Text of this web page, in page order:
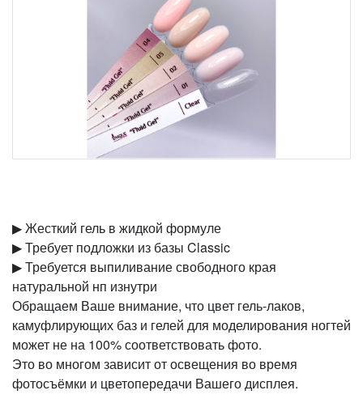
▶︎ Жесткий гель в жидкой формуле
▶︎ Требует подложки из базы Classic
▶︎ Требуется выпиливание свободного края
натуральной нп изнутри
Обращаем Ваше внимание, что цвет гель-лаков,
камуфлирующих баз и гелей для моделирования ногтей
может не на 100% соответствовать фото.
Это во многом зависит от освещения во время
фотосъёмки и цветопередачи Вашего дисплея.